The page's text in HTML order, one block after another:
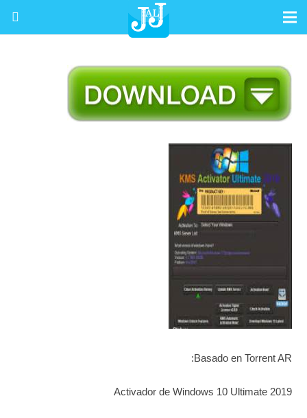
Basado en Torrent AR:
Activador de Windows 10 Ultimate 2019